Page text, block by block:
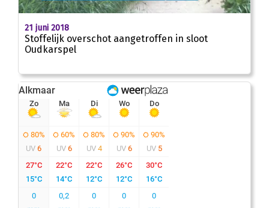
21 juni 2018
Stoffelijk overschot aangetroffen in sloot
Oudkarspel